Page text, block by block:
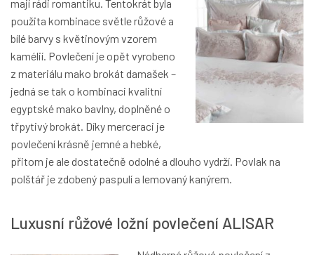
mají rádi romantiku. Tentokrát byla
použita kombinace světle růžové a
bílé barvy s květinovým vzorem
kamélií. Povlečení je opět vyrobeno
z materiálu mako brokát damašek –
jedná se tak o kombinaci kvalitní
egyptské mako bavlny, doplněné o
třpytivý brokát. Díky merceraci je
povlečení krásně jemné a hebké,
přitom je ale dostatečně odolné a dlouho vydrží. Povlak na
polštář je zdobený paspulí a lemovaný kanýrem.
Luxusní růžové ložní povlečení ALISAR